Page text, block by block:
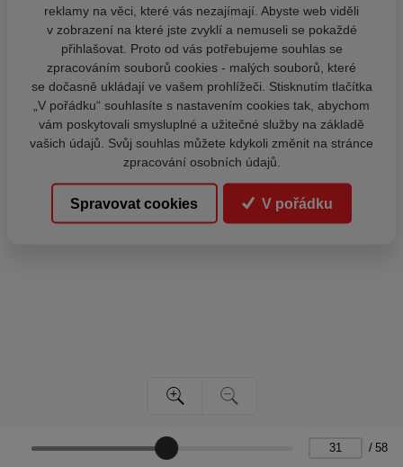
/ 58
reklamy na věci, které vás nezajímají. Abyste web viděli
v zobrazení na které jste zvyklí a nemuseli se pokaždé
přihlašovat. Proto od vás potřebujeme souhlas se
zpracováním souborů cookies - malých souborů, které
se dočasně ukládají ve vašem prohlížeči. Stisknutím tlačítka
„V pořádku“ souhlasíte s nastavením cookies tak, abychom
vám poskytovali smysluplné a užitečné služby na základě
vašich údajů. Svůj souhlas můžete kdykoli změnit na stránce
zpracování osobních údajů.
Spravovat cookies V pořádku